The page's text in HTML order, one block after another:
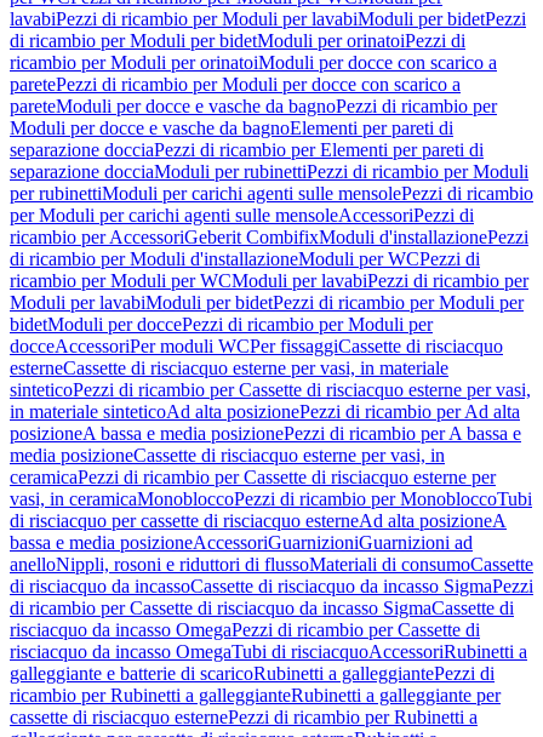
lavabiPezzi di ricambio per Moduli per lavabiModuli per bidetPezzi
di ricambio per Moduli per bidetModuli per orinatoiPezzi di
ricambio per Moduli per orinatoiModuli per docce con scarico a
paretePezzi di ricambio per Moduli per docce con scarico a
pareteModuli per docce e vasche da bagnoPezzi di ricambio per
Moduli per docce e vasche da bagnoElementi per pareti di
separazione docciaPezzi di ricambio per Elementi per pareti di
separazione docciaModuli per rubinettiPezzi di ricambio per Moduli
per rubinettiModuli per carichi agenti sulle mensolePezzi di ricambio
per Moduli per carichi agenti sulle mensoleAccessoriPezzi di
ricambio per AccessoriGeberit CombifixModuli d'installazionePezzi
di ricambio per Moduli d'installazioneModuli per WCPezzi di
ricambio per Moduli per WCModuli per lavabiPezzi di ricambio per
Moduli per lavabiModuli per bidetPezzi di ricambio per Moduli per
bidetModuli per doccePezzi di ricambio per Moduli per
docceAccessoriPer moduli WCPer fissaggiCassette di risciacquo
esterneCassette di risciacquo esterne per vasi, in materiale
sinteticoPezzi di ricambio per Cassette di risciacquo esterne per vasi,
in materiale sinteticoAd alta posizionePezzi di ricambio per Ad alta
posizioneA bassa e media posizionePezzi di ricambio per A bassa e
media posizioneCassette di risciacquo esterne per vasi, in
ceramicaPezzi di ricambio per Cassette di risciacquo esterne per
vasi, in ceramicaMonobloccoPezzi di ricambio per MonobloccoTubi
di risciacquo per cassette di risciacquo esterneAd alta posizioneA
bassa e media posizioneAccessoriGuarnizioniGuarnizioni ad
anelloNippli, rosoni e riduttori di flussoMateriali di consumoCassette
di risciacquo da incassoCassette di risciacquo da incasso SigmaPezzi
di ricambio per Cassette di risciacquo da incasso SigmaCassette di
risciacquo da incasso OmegaPezzi di ricambio per Cassette di
risciacquo da incasso OmegaTubi di risciacquoAccessoriRubinetti a
galleggiante e batterie di scaricoRubinetti a galleggiantePezzi di
ricambio per Rubinetti a galleggianteRubinetti a galleggiante per
cassette di risciacquo esternePezzi di ricambio per Rubinetti a